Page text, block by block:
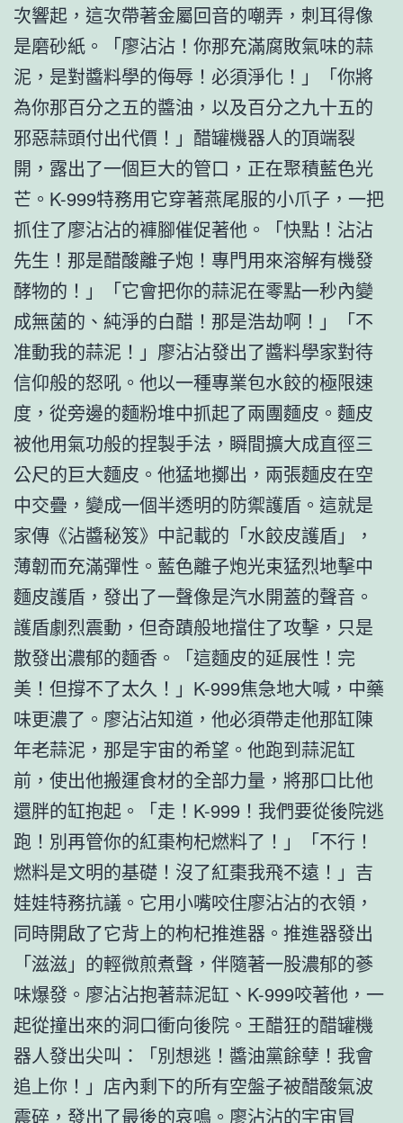
次響起，這次帶著金屬回音的嘲弄，刺耳得像
是磨砂紙。「廖沾沾！你那充滿腐敗氣味的蒜
泥，是對醬料學的侮辱！必須淨化！」「你將
為你那百分之五的醬油，以及百分之九十五的
邪惡蒜頭付出代價！」醋罐機器人的頂端裂
開，露出了一個巨大的管口，正在聚積藍色光
芒。K-999特務用它穿著燕尾服的小爪子，一把
抓住了廖沾沾的褲腳催促著他。「快點！沾沾
先生！那是醋酸離子炮！專門用來溶解有機發
酵物的！」「它會把你的蒜泥在零點一秒內變
成無菌的、純淨的白醋！那是浩劫啊！」「不
准動我的蒜泥！」廖沾沾發出了醬料學家對待
信仰般的怒吼。他以一種專業包水餃的極限速
度，從旁邊的麵粉堆中抓起了兩團麵皮。麵皮
被他用氣功般的捏製手法，瞬間擴大成直徑三
公尺的巨大麵皮。他猛地擲出，兩張麵皮在空
中交疊，變成一個半透明的防禦護盾。這就是
家傳《沾醬秘笈》中記載的「水餃皮護盾」，
薄韌而充滿彈性。藍色離子炮光束猛烈地擊中
麵皮護盾，發出了一聲像是汽水開蓋的聲音。
護盾劇烈震動，但奇蹟般地擋住了攻擊，只是
散發出濃郁的麵香。「這麵皮的延展性！完
美！但撐不了太久！」K-999焦急地大喊，中藥
味更濃了。廖沾沾知道，他必須帶走他那缸陳
年老蒜泥，那是宇宙的希望。他跑到蒜泥缸
前，使出他搬運食材的全部力量，將那口比他
還胖的缸抱起。「走！K-999！我們要從後院逃
跑！別再管你的紅棗枸杞燃料了！」「不行！
燃料是文明的基礎！沒了紅棗我飛不遠！」吉
娃娃特務抗議。它用小嘴咬住廖沾沾的衣領，
同時開啟了它背上的枸杞推進器。推進器發出
「滋滋」的輕微煎煮聲，伴隨著一股濃郁的蔘
味爆發。廖沾沾抱著蒜泥缸、K-999咬著他，一
起從撞出來的洞口衝向後院。王醋狂的醋罐機
器人發出尖叫：「別想逃！醬油黨餘孽！我會
追上你！」店內剩下的所有空盤子被醋酸氣波
震碎，發出了最後的哀鳴。廖沾沾的宇宙冒